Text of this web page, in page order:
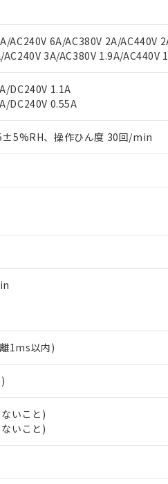
AC240V 6A/AC380V 2A/AC440V
3A/AC380V 1.9A/AC440V
DC240V 1.1A
DC240V 0.55A
、操作ひん度 30回/min
1ms以内)
いこと)
いこと)
ご利用ください。
扱商品の当社在庫状況および標準
、本サービスの対象外となる商品
、記載している更新日時点での社
客様のお取引先、またはお客様担
の事前の承諾なく第三者に漏洩ま
ービス）をご利用いただくには、
お客様との取引・商談に必要な範
報の共同利用に関して"
含有に対応した製品に切り替える
の非含有に非対応の商品で、対応
の非含有の対応状況を調査中また
有害物質有無と関係のない商品です
ドミウム(Cd) 100ppm以下、
ル類(PBB) 1000ppm以下、ポリ臭化ジフェ
1000ppm以下、フタル酸ブチルベンジル
(DIBP) 1000ppm以下
る適用除外項目は除く。
る意図的な使用がないことを確認しています
月が前後することがあります。
とができます。
物質の対応では、対応完了まで
ておりました。
していることから、特段のことが
の基準値以下であることを示しま
の基準値を超えていることを示し
い合わせください。
ミウム) : 100ppm、
質が外部に漏えいし、環境に深
い合わせください。
場合は、日本国政府の輸出許可(
完全に破砕するなど、違法に輸出
ル、化学兵器、生物兵器またはそ
る場合は、上記1、2および3の内
る キャ
いては、お客様のお取引先、また
情報を公開していない機種